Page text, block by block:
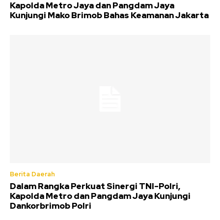
Kapolda Metro Jaya dan Pangdam Jaya
Kunjungi Mako Brimob Bahas Keamanan Jakarta
Berita Daerah
Dalam Rangka Perkuat Sinergi TNI-Polri,
Kapolda Metro dan Pangdam Jaya Kunjungi
Dankorbrimob Polri